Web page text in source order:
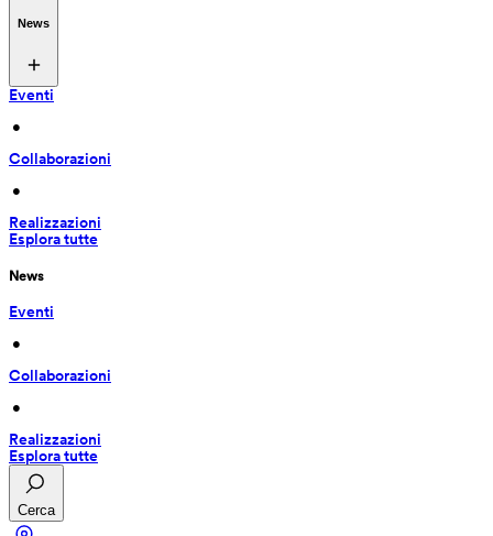
News
Eventi
•
Collaborazioni
•
Realizzazioni
Esplora tutte
News
Eventi
•
Collaborazioni
•
Realizzazioni
Esplora tutte
Cerca